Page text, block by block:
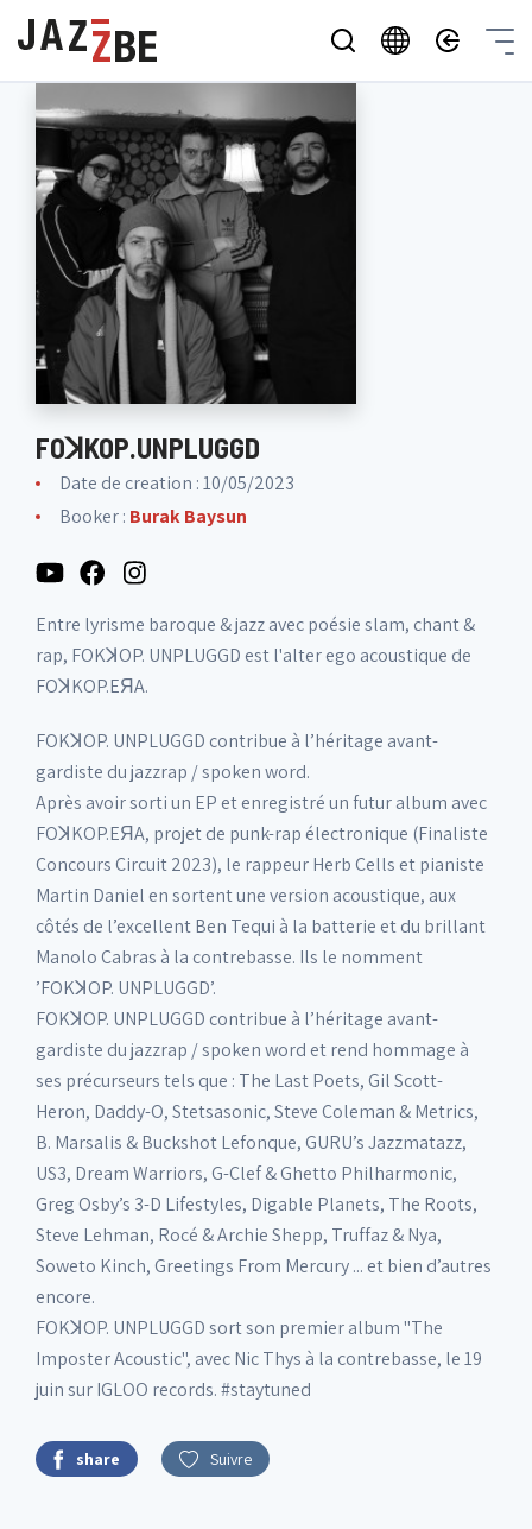
FOꓘKOP.UNPLUGGD
Date de creation : 10/05/2023
Booker : Burak Baysun
Entre lyrisme baroque & jazz avec poésie slam, chant &
rap, FOKꓘOP. UNPLUGGD est l'alter ego acoustique de
FOꓘKOP.EЯA.
FOKꓘOP. UNPLUGGD contribue à l’héritage avant-
gardiste du jazzrap / spoken word.
Après avoir sorti un EP et enregistré un futur album avec
FOꓘKOP.EЯA, projet de punk-rap électronique (Finaliste
Concours Circuit 2023), le rappeur Herb Cells et pianiste
Martin Daniel en sortent une version acoustique, aux
côtés de l’excellent Ben Tequi à la batterie et du brillant
Manolo Cabras à la contrebasse. Ils le nomment
’FOKꓘOP. UNPLUGGD’.
FOKꓘOP. UNPLUGGD contribue à l’héritage avant-
gardiste du jazzrap / spoken word et rend hommage à
ses précurseurs tels que : The Last Poets, Gil Scott-
Heron, Daddy-O, Stetsasonic, Steve Coleman & Metrics,
B. Marsalis & Buckshot Lefonque, GURU’s Jazzmatazz,
US3, Dream Warriors, G-Clef & Ghetto Philharmonic,
Greg Osby’s 3-D Lifestyles, Digable Planets, The Roots,
Steve Lehman, Rocé & Archie Shepp, Truffaz & Nya,
Soweto Kinch, Greetings From Mercury ... et bien d’autres
encore.
FOKꓘOP. UNPLUGGD sort son premier album "The
Imposter Acoustic", avec Nic Thys à la contrebasse, le 19
juin sur IGLOO records. #staytuned
share Suivre